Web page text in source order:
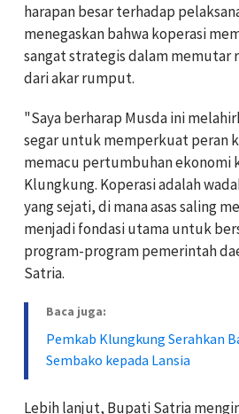
harapan besar terhadap
menegaskan bahwa koperasi
sangat strategis dalam memutar
dari akar rumput.
"Saya berharap Musda ini
segar untuk memperkuat peran
memacu pertumbuhan ekonomi
Klungkung. Koperasi adalah
yang sejati, di mana asas saling
menjadi fondasi utama untuk
program-program pemerintah
Satria.
Baca juga:
Pemkab Klungkung Serahkan
Sembako kepada Lansia
Lebih lanjut, Bupati Satria